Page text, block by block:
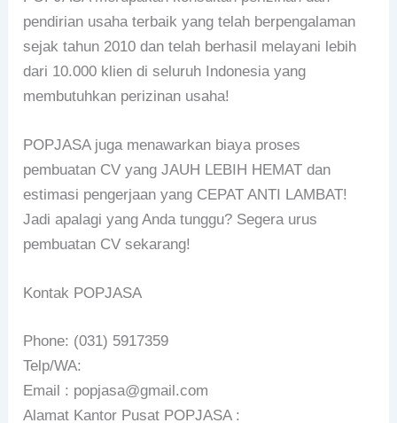
pendirian usaha terbaik yang telah berpengalaman
sejak tahun 2010 dan telah berhasil melayani lebih
dari 10.000 klien di seluruh Indonesia yang
membutuhkan perizinan usaha!
POPJASA juga menawarkan biaya proses
pembuatan CV yang JAUH LEBIH HEMAT dan
estimasi pengerjaan yang CEPAT ANTI LAMBAT!
Jadi apalagi yang Anda tunggu? Segera urus
pembuatan CV sekarang!
Kontak POPJASA
Phone: (031) 5917359
Telp/WA:
Email : popjasa@gmail.com
Alamat Kantor Pusat POPJASA :